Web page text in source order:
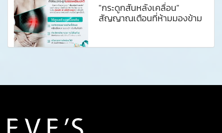
"กระดูกสันหลังเคลื่อน"
สัญญาณเตือนที่ห้ามมองข้าม